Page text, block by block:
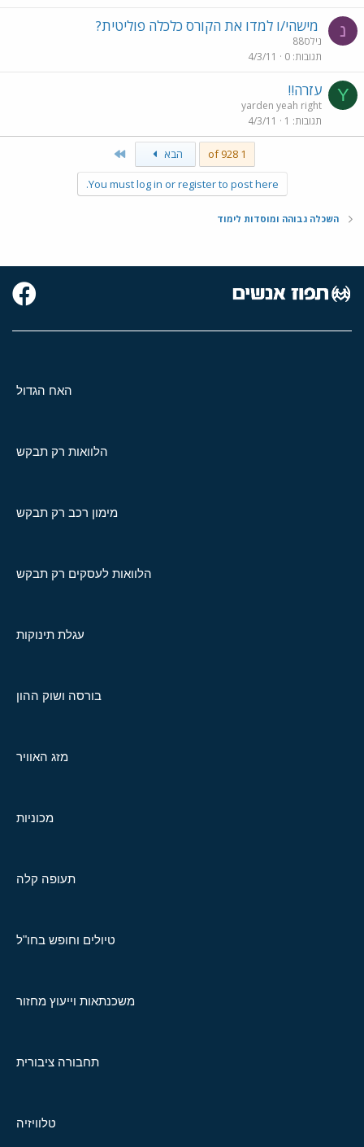
נ מישהי/ו למדו את הקורס כלכלה פוליטית?
נילס88
תגובות 0
4/3/11
Y עזרה!!
yarden yeah right
תגובות 1
4/3/11
1 of 928 הבא
You must log in or register to post here.
השכלה גבוהה ומוסדות לימוד
האח הגדול
הלוואות רק תבקש
מימון רכב רק תבקש
הלוואות לעסקים רק תבקש
עגלת תינוקות
בורסה ושוק ההון
מזג האוויר
מכוניות
תעופה קלה
טיולים וחופש בחו"ל
משכנתאות וייעוץ מחזור
תחבורה ציבורית
טלוויזיה